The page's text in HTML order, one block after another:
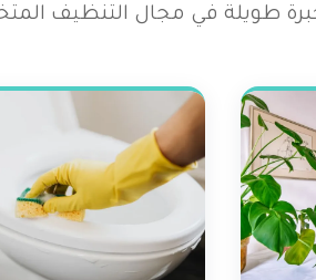
طويلة في مجال التنظيف